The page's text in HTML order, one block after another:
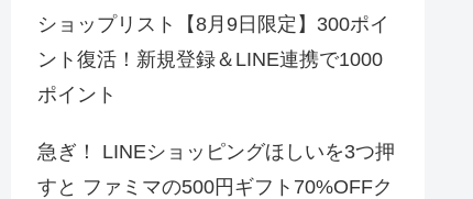
ショップリスト【8月9日限定】300ポイ
ント復活！新規登録＆LINE連携で1000
ポイント
急ぎ！ LINEショッピングほしいを3つ押
すと ファミマの500円ギフト70%OFFク